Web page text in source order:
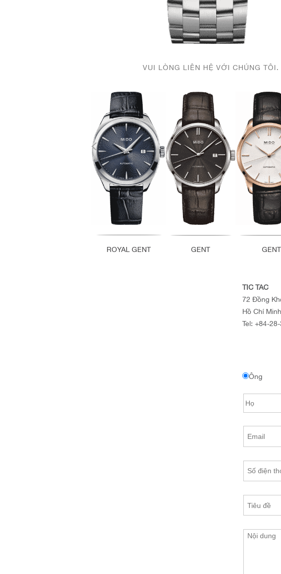
VUI LÒNG LIÊN HỆ VỚI CHÚNG TÔI.
ROYAL GENT GENT GENT
TIC TAC
72 Đồng
Hồ Chí
Tel: +84-
Ông